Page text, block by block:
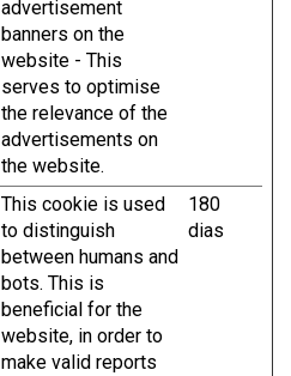
advertisement
banners on the
website - This
serves to optimise
the relevance of the
advertisements on
the website.
This cookie is used
to distinguish
between humans and
bots. This is
beneficial for the
website, in order to
make valid reports
180
dias